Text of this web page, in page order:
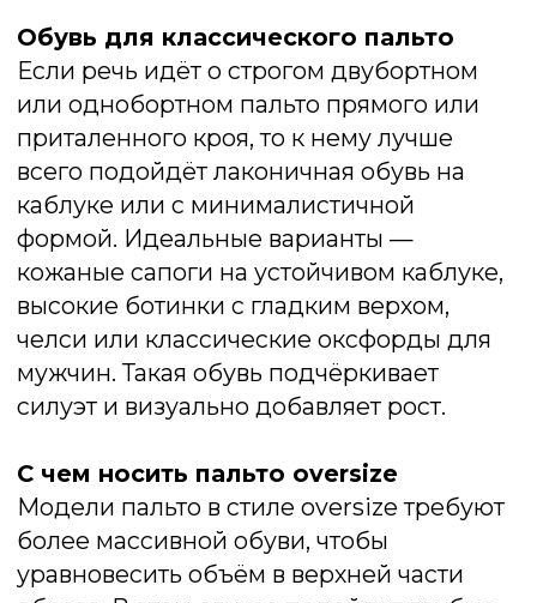
Если пальто выполнено из шерсти или
кашемира, обувь должна быть не менее
благородной: замша, гладкая или
зернистая кожа, нубук. Цвет может
совпадать с верхней одеждой или быть
контрастным — например, тёмное пальто
и бордовые ботинки. Главное — избегать
дешёвых материалов, которые резко
диссонируют с качественной тканью
пальто.
Хорошо работает правило вертикали: чем
длиннее пальто, тем стройнее и
вытянутее должен быть образ. Поэтому
избегайте низких и широких моделей,
которые «срезают» силуэт. Лучше
ногу — за счёт каблука, монолитной